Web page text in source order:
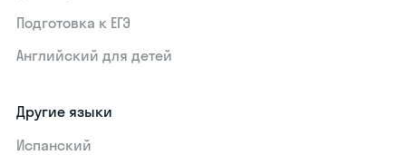
Подготовка к ЕГЭ
Английский для детей
Другие языки
Испанский